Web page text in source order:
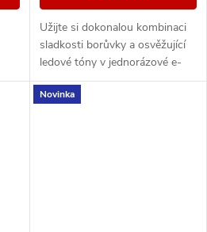
Užijte si dokonalou kombinaci
sladkosti borůvky a osvěžující
ledové tóny v jednorázové e-
cigaretě SYX BAR Blueberry
Ice.
Novinka